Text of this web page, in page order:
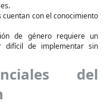
cuentan con el conocimiento
de género requiere un
difícil de implementar sin
del